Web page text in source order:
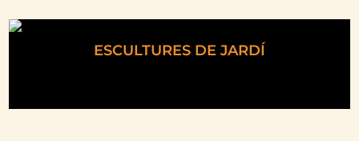
ESCULTURES DE JARDÍ